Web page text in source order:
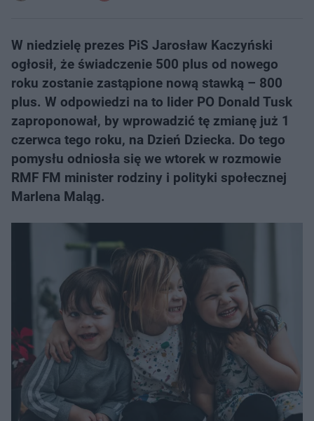
W niedzielę prezes PiS Jarosław Kaczyński
ogłosił, że świadczenie 500 plus od nowego
roku zostanie zastąpione nową stawką – 800
plus. W odpowiedzi na to lider PO Donald Tusk
zaproponował, by wprowadzić tę zmianę już 1
czerwca tego roku, na Dzień Dziecka. Do tego
pomysłu odniosła się we wtorek w rozmowie
RMF FM minister rodziny i polityki społecznej
Marlena Maląg.